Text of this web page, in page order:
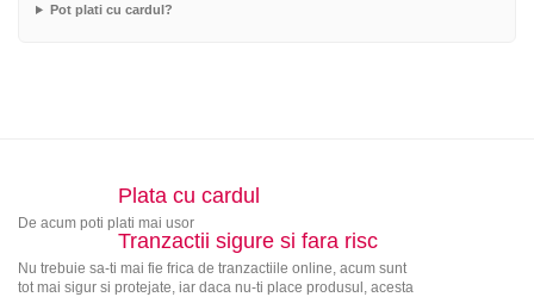
Pot plati cu cardul?
Plata cu cardul
De acum poti plati mai usor
Tranzactii sigure si fara risc
Nu trebuie sa-ti mai fie frica de tranzactiile online, acum sunt
tot mai sigur si protejate, iar daca nu-ti place produsul, acesta